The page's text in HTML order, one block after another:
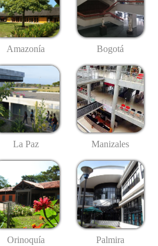
Amazonía Bogotá
La Paz Manizales
Orinoquía Palmira